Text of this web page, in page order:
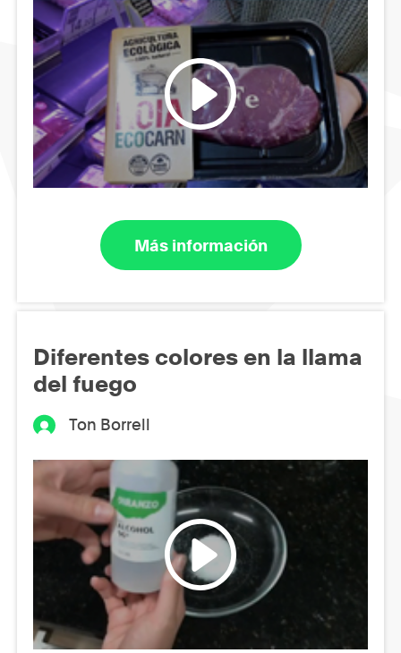
Más información
Diferentes colores en la llama
del fuego
Ton Borrell